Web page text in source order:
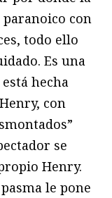
con
todo ello
Es una
hecha
con
se
Henry.
le pone